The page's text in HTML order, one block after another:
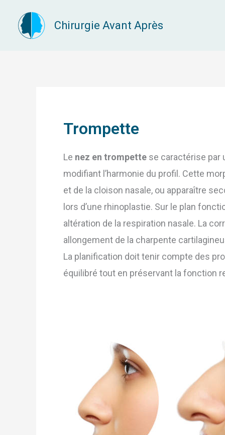
contenu
Chirurgie Avant Après
Trompette
Le nez en trompette se caractérise par
modifiant l’harmonie du profil. Cette
et de la cloison nasale, ou apparaître
lors d’une rhinoplastie. Sur le plan
altération de la respiration nasale. La
allongement de la charpente
La planification doit tenir compte des
équilibré tout en préservant la fonction
noses